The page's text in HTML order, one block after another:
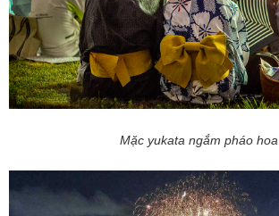
Mặc yukata ngắm pháo hoa